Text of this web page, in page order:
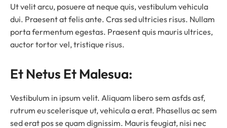
Ut velit arcu, posuere at neque quis, vestibulum vehicula
dui. Praesent at felis ante. Cras sed ultricies risus. Nullam
porta fermentum egestas. Praesent quis mauris ultrices,
auctor tortor vel, tristique risus.
Et Netus Et Malesua:
Vestibulum in ipsum velit. Aliquam libero sem asfds asf,
rutrum eu scelerisque ut, vehicula a erat. Phasellus ac sem
sed erat pos se quam dignissim. Mauris feugiat, nisi nec